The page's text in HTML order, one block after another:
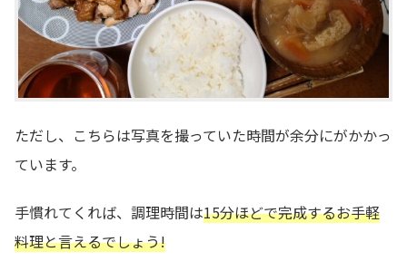
ただし、こちらは写真を撮っていた時間が余分にがかかっ
ています。
手慣れてくれば、調理時間は15分ほどで完成するお手軽
料理と言えるでしょう!